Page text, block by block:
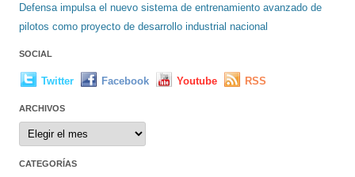
Defensa impulsa el nuevo sistema de entrenamiento avanzado de
pilotos como proyecto de desarrollo industrial nacional
SOCIAL
Twitter Facebook Youtube RSS
ARCHIVOS
Archivos
CATEGORÍAS